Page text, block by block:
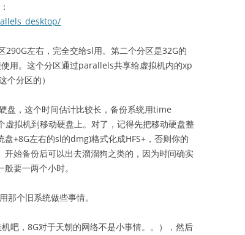
左右，完全交给sl用。第二个分区是32G的
用。这个分区通过parallels共享给虚拟机内的xp
个分区的）
盘，这个时间估计比较长，备份系统用time
拟机到移动硬盘上。对了，记得先把移动硬盘整
+8G左右的sl的dmg)格式化成HFS+，否则你的
始备份后可以出去溜溜狗之类的，因为时间确实
要一两个小时。
个旧系统做些事情。
吧，8G对于天朝的网络不是小事情。。），然后